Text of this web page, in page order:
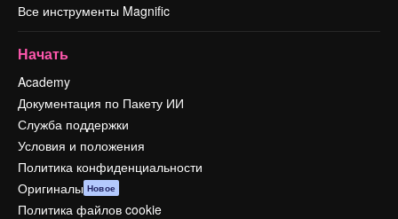
Все инструменты Magnific
Начать
Academy
Документация по Пакету ИИ
Служба поддержки
Условия и положения
Политика конфиденциальности
Оригиналы Новое
Политика файлов cookie